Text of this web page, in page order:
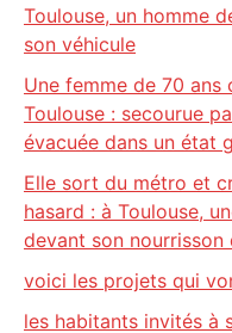
Toulouse, un homme
son véhicule
Une femme de 70 ans
Toulouse : secourue
évacuée dans un état
Elle sort du métro et
hasard : à Toulouse,
devant son nourrisson
voici les projets qui
les habitants invités à